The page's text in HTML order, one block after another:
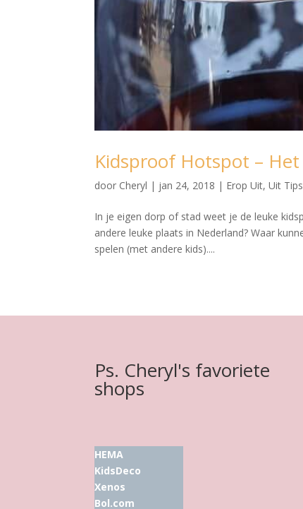
Kidsproof Hotspot –
door Cheryl | jan 24, 2018 | Erop Uit,Uit Tips
In je eigen dorp of stad weet je de leuke
andere leuke plaats in Nederland? Waar
spelen (met andere kids)....
Ps. Cheryl's favoriete
shops
HEMA
KidsDeco
Xenos
Bol.com